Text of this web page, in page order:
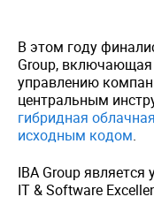
В этом году
Group,
управлению
центральным
гибридная
исходным кодом.
IBA Group является
IT & Software